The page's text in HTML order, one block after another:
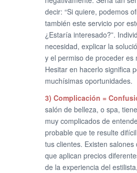
decir: “Si quiere, podemos
también este servicio por
¿Estaría interesado?”.
necesidad, explicar la
y el permiso de proceder es
Hesitar en hacerlo significa
muchísimas oportunidades.
3) Complicación =
salón de belleza, o spa,
muy complicados de
probable que te resulte
tus clientes. Existen salones
que aplican precios
de la experiencia del